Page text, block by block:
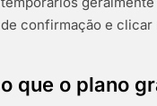
de confirmação e clicar
o que o plano